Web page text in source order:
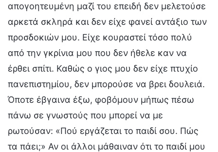
απογοητευμένη μαζί του επειδή δεν μελετούσε
αρκετά σκληρά και δεν είχε φανεί αντάξιο των
προσδοκιών μου. Είχε κουραστεί τόσο πολύ
από την γκρίνια μου που δεν ήθελε καν να
έρθει σπίτι. Καθώς ο γιος μου δεν είχε πτυχίο
πανεπιστημίου, δεν μπορούσε να βρει δουλειά.
Όποτε έβγαινα έξω, φοβόμουν μήπως πέσω
πάνω σε γνωστούς που μπορεί να με
ρωτούσαν: «Πού εργάζεται το παιδί σου. Πώς
τα πάει;» Αν οι άλλοι μάθαιναν ότι το παιδί μου